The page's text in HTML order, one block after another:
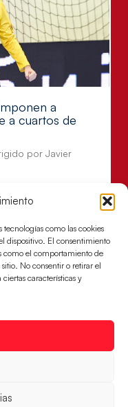
como las cookies
dispositivo. El consentimiento
como el comportamiento de
No consentir o retirar el
características y
a
a cuartos de
por Javier